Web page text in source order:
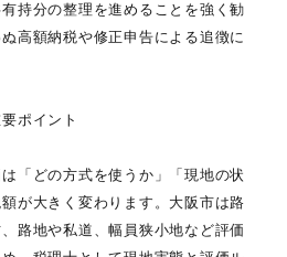
持分の整理を進めることを強く勧
高額納税や修正申告による追徴に
ポイント
「どの方式を使うか」「現地の状
が大きく変わります。大阪市は路
路地や私道、幅員狭小地など評価